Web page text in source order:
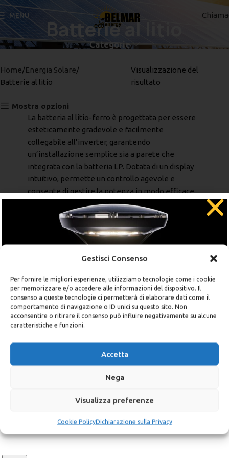
Gestisci Consenso
Per fornire le migliori esperienze, utilizziamo tecnologie come i cookie
per memorizzare e/o accedere alle informazioni del dispositivo. Il
consenso a queste tecnologie ci permetterà di elaborare dati come il
comportamento di navigazione o ID unici su questo sito. Non
acconsentire o ritirare il consenso può influire negativamente su alcune
caratteristiche e funzioni.
Accetta
Nega
Visualizza preferenze
Cookie PolicyDichiarazione sulla Privacy
MENU
Batterie al litio
Categorie
Home Energia Solare
Batterie al litio
Visualizzazione del
risultato
Mostra opzioni
La batteria al litio-ferro è progettata per essere
esteticamente gradevole e facilmente
collegabile all’inverter, garantendo
un’installazione semplice sia a parete che
integrata con la batteria LP. Dotata di un display
intuitivo, permette un controllo agevole e
consente di gestire la potenza in modo efficace
tramite l’interfaccia dell’inverter.
Energia Solare,Batterie al litio,
€ IVA inclusa
SCONTO DEL 5%
Iscriviti alla newsletter e ricevi subito un codice sconto
personale del 5% valido per il tuo ordine